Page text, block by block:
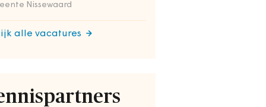
Nissewaard
alle vacatures